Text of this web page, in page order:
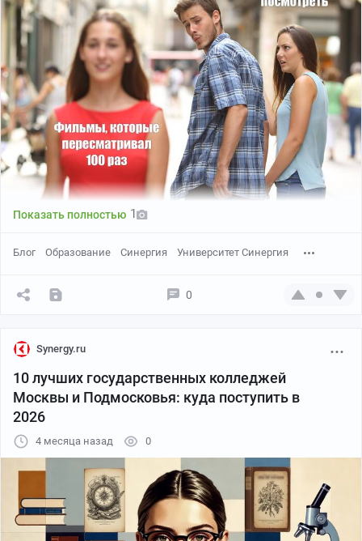
Показать полностью 1
Блог Образование Синергия Университет Синергия
0
Synergy.ru
10 лучших государственных колледжей
Москвы и Подмосковья: куда поступить в
2026
4 месяца назад 0